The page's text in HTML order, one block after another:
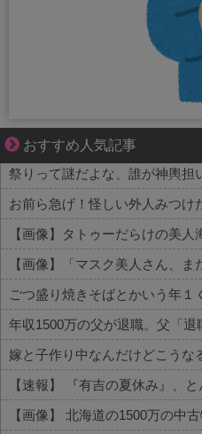
おすすめ人気記事
三十路女子×後輩男子、近づく心
嫁と子作り中なんだけどこうな